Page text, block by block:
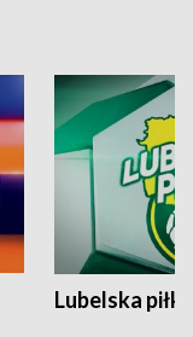
Lubelska piłka